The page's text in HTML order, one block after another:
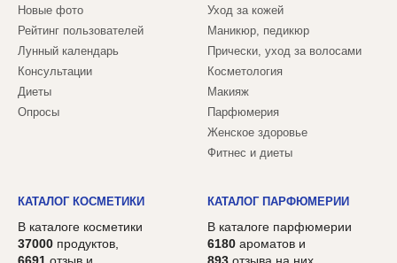
Новые фото
Рейтинг пользователей
Лунный календарь
Консультации
Диеты
Опросы
Уход за кожей
Маникюр, педикюр
Прически, уход за волосами
Косметология
Макияж
Парфюмерия
Женское здоровье
Фитнес и диеты
КАТАЛОГ КОСМЕТИКИ
В каталоге косметики
37000 продуктов,
КАТАЛОГ ПАРФЮМЕРИИ
В каталоге парфюмерии
6180 ароматов и